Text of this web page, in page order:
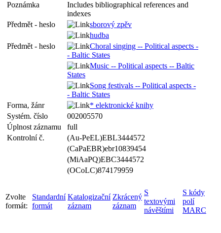
Poznámka
Includes bibliographical references and
indexes
Předmět - heslo
sborový zpěv
hudba
Předmět - heslo
Choral singing -- Political aspects -
- Baltic States
Music -- Political aspects -- Baltic
States
Song festivals -- Political aspects -
- Baltic States
Forma, žánr
* elektronické knihy
Systém. číslo
002005570
Úplnost záznamu
full
Kontrolní č.
(Au-PeEL)EBL3444572
(CaPaEBR)ebr10839454
(MiAaPQ)EBC3444572
(OCoLC)874179959
Zvolte
formát:
Standardní
formát
Katalogizační
záznam
Zkrácený
záznam
S
textovými
návěštími
S kódy
polí
MARC